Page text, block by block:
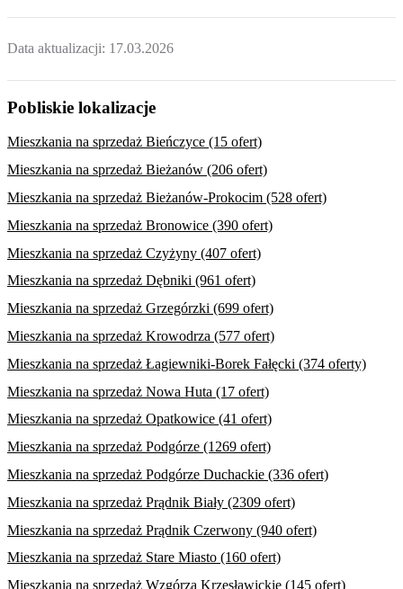
Data aktualizacji: 17.03.2026
Pobliskie lokalizacje
Mieszkania na sprzedaż Bieńczyce (15 ofert)
Mieszkania na sprzedaż Bieżanów (206 ofert)
Mieszkania na sprzedaż Bieżanów-Prokocim (528 ofert)
Mieszkania na sprzedaż Bronowice (390 ofert)
Mieszkania na sprzedaż Czyżyny (407 ofert)
Mieszkania na sprzedaż Dębniki (961 ofert)
Mieszkania na sprzedaż Grzegórzki (699 ofert)
Mieszkania na sprzedaż Krowodrza (577 ofert)
Mieszkania na sprzedaż Łagiewniki-Borek Fałęcki (374 oferty)
Mieszkania na sprzedaż Nowa Huta (17 ofert)
Mieszkania na sprzedaż Opatkowice (41 ofert)
Mieszkania na sprzedaż Podgórze (1269 ofert)
Mieszkania na sprzedaż Podgórze Duchackie (336 ofert)
Mieszkania na sprzedaż Prądnik Biały (2309 ofert)
Mieszkania na sprzedaż Prądnik Czerwony (940 ofert)
Mieszkania na sprzedaż Stare Miasto (160 ofert)
Mieszkania na sprzedaż Wzgórza Krzesławickie (145 ofert)